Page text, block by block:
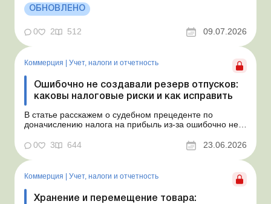
действовать с середины месяца. Предприятие
арендует у физлица автомобиль с 15.07.2026.
Согласно условиям договора арендная плата
составляет 4 000 грн в месяц. Возн...
ОБНОВЛЕНО
0 2 512 09.07.2026
Коммерция Учет, налоги и отчетность
Ошибочно не создавали резерв отпусков:
каковы налоговые риски и как исправить
В статье расскажем о судебном прецеденте по
доначислению налога на прибыль из-за ошибочно не
рекомендации, как минимизировать налоговые риски.
Проблемные расходы: налоговые риски и судебная
практика Понимаем ваши волнения в связи с
ошибочным несоздан...
0 3 644 23.06.2026
Коммерция Учет, налоги и отчетность
Хранение и перемещение товара: